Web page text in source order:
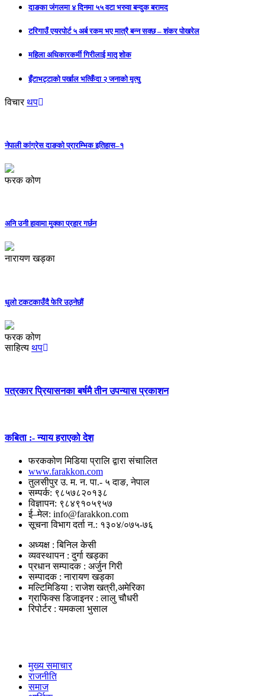
दाङका जंगलमा ४ दिनमा ५५ वटा भरुवा बन्दुक बरामद
टरिगाउँ एयरपोर्ट ५ अर्ब रकम भए मात्रै बन्न सक्छ – शंकर पोखरेल
महिला अधिकारकर्मी गिरीलाई मातृ शोक
इँटाभट्टाको पर्खाल भत्किँदा २ जनाको मृत्यु
विचार थप
नेपाली कांग्रेस दाङको प्रारम्भिक इतिहास–१
फरक कोण
अनि उनी हावामा मुक्का प्रहार गर्छन
नारायण खड्का
धुलो टकटकाउँदै फेरि उठ्नेछौं
फरक कोण
साहित्य थप
पत्रकार प्रियासनका बर्षमै तीन उपन्यास प्रकाशन
कबिता :- न्याय हराएको देश
फरककोण मिडिया प्रालि द्वारा संचालित
www.farakkon.com
तुलसीपुर उ. म. न. पा.- ५ दाङ, नेपाल
सम्पर्क: ९८५७८२०१३८
विज्ञापन: ९८४९१०५९५७
ई–मेल: info@farakkon.com
सूचना विभाग दर्ता न.: १३०४/०७५-७६
अध्यक्ष : बिनिल केसी
व्यवस्थापन : दुर्गा खड्का
प्रधान सम्पादक : अर्जुन गिरी
सम्पादक : नारायण खड्का
मल्टिमिडिया : राजेश खत्री,अमेरिका
ग्राफिक्स डिजाइनर : लालु चौधरी
रिपोर्टर : यमकला भुसाल
मुख्य समाचार
राजनीति
समाज